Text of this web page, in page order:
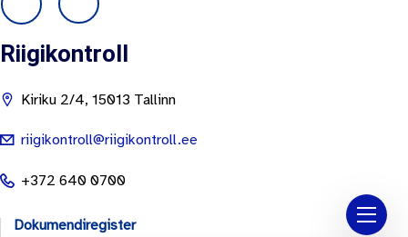
Riigikontroll
Kiriku 2/4, 15013 Tallinn
riigikontroll@riigikontroll.ee
+372 640 0700
Dokumendiregister